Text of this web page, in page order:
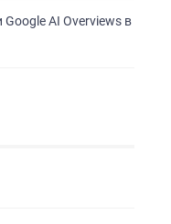
AI Overviews в